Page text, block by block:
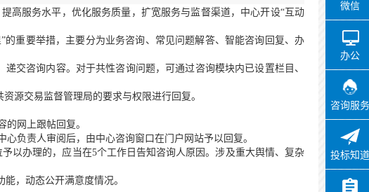
微信
办公
咨询服务
投标知道
高服务水平，优化服务质量，扩宽服务与监督渠道，中心开设“互动
重要举措，主要分为业务咨询、常见问题解答、智能咨询回复、办
交咨询内容。对于共性咨询问题，可通过咨询模块内已设置栏目、
源交易监督管理局的要求与权限进行回复。
网上跟帖回复。
负责人审阅后，由中心咨询窗口在门户网站予以回复。
以办理的，应当在5个工作日告知咨询人原因。涉及重大舆情、复杂
，动态公开满意度情况。